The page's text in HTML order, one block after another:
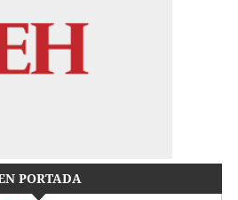
PORTADA